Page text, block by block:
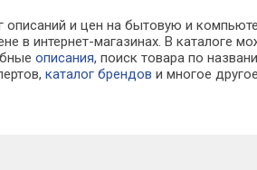
описаний и цен на бытовую и
в интернет-магазинах. В
описания, поиск товара по
каталог брендов и многое